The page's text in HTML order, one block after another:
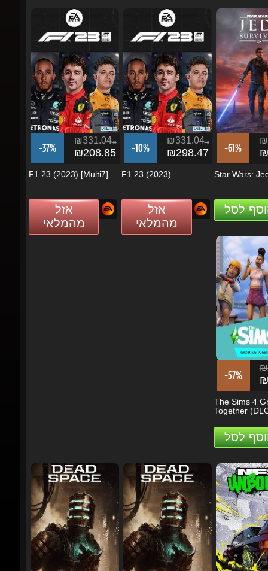
-37%
₪331.04ils
₪208.85
F1 23 (2023) [Multi7]
אזל
-10%
₪331.04ils
₪298.47
F1 23 (2023)
אזל
-61%
Star Wars:
לסל
-57%
The Sims 4
Together (DLC)
לסל
-28%
₪283.75
₪203.87 -60%
₪283.75
₪114.26 -58%